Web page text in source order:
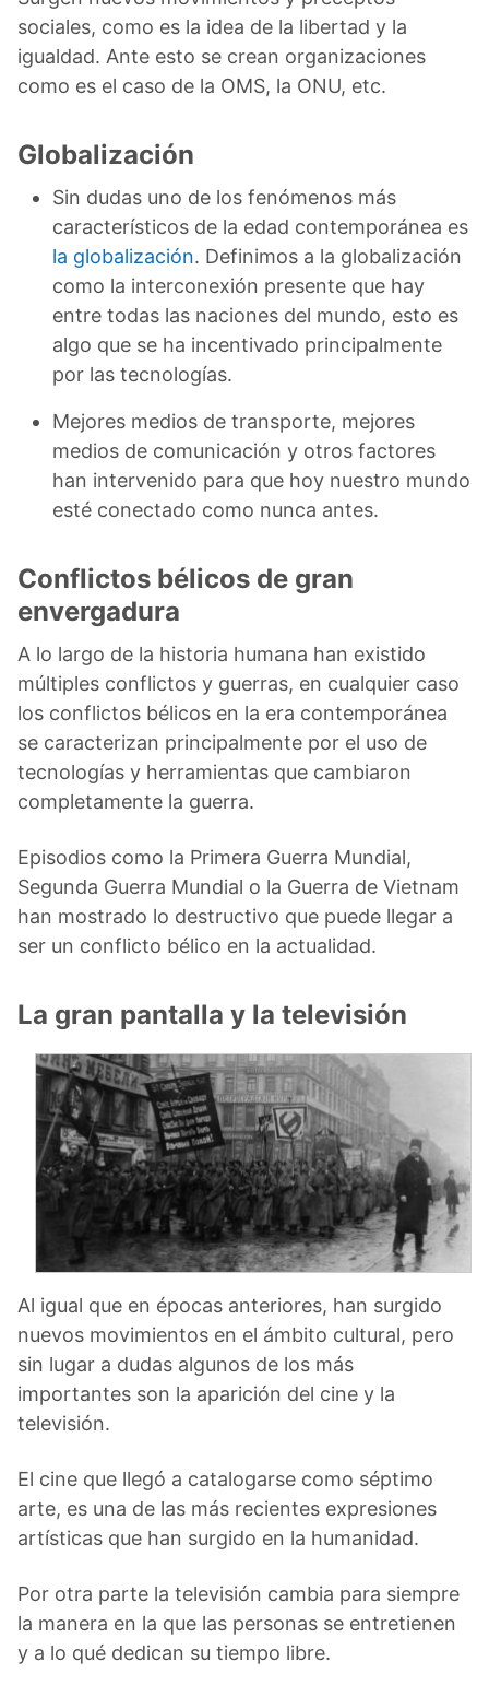
sociales, como es la idea de la libertad y la
igualdad. Ante esto se crean organizaciones
como es el caso de la OMS, la ONU, etc.
Globalización
Sin dudas uno de los fenómenos más
característicos de la edad contemporánea es
la globalización. Definimos a la globalización
como la interconexión presente que hay
entre todas las naciones del mundo, esto es
algo que se ha incentivado principalmente
por las tecnologías.
Mejores medios de transporte, mejores
medios de comunicación y otros factores
han intervenido para que hoy nuestro mundo
esté conectado como nunca antes.
Conflictos bélicos de gran
envergadura
A lo largo de la historia humana han existido
múltiples conflictos y guerras, en cualquier caso
los conflictos bélicos en la era contemporánea
se caracterizan principalmente por el uso de
tecnologías y herramientas que cambiaron
completamente la guerra.
Episodios como la Primera Guerra Mundial,
Segunda Guerra Mundial o la Guerra de Vietnam
han mostrado lo destructivo que puede llegar a
ser un conflicto bélico en la actualidad.
La gran pantalla y la televisión
Al igual que en épocas anteriores, han surgido
nuevos movimientos en el ámbito cultural, pero
sin lugar a dudas algunos de los más
importantes son la aparición del cine y la
televisión.
El cine que llegó a catalogarse como séptimo
arte, es una de las más recientes expresiones
artísticas que han surgido en la humanidad.
Por otra parte la televisión cambia para siempre
la manera en la que las personas se entretienen
y a lo qué dedican su tiempo libre.